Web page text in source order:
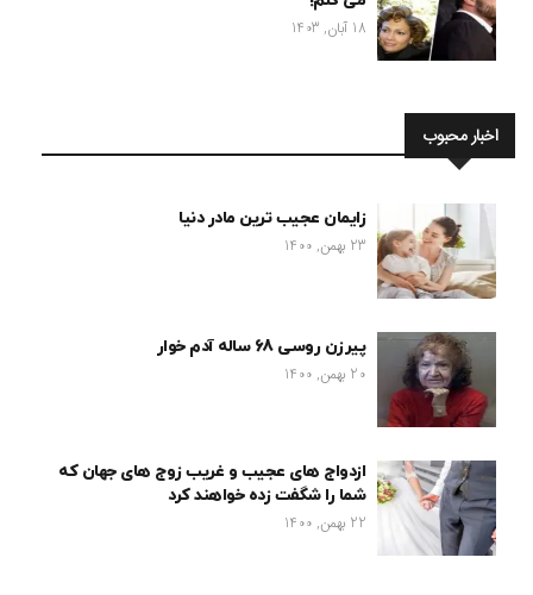
18 آبان, 1403
اخبار محبوب
زایمان عجیب ترین مادر دنیا
23 بهمن, 1400
پیرزن روسی 68 ساله آدم خوار
20 بهمن, 1400
ازدواج های عجیب و غریب زوج های جهان که
شما را شگفت زده خواهند کرد
22 بهمن, 1400